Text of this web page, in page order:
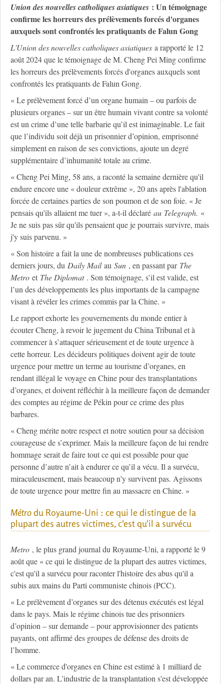
Union des nouvelles catholiques asiatiques : Un témoignage
confirme les horreurs des prélèvements forcés d'organes
auxquels sont confrontés les pratiquants de Falun Gong
L'Union des nouvelles catholiques asiatiques a rapporté le 12
août 2024 que le témoignage de M. Cheng Pei Ming confirme
les horreurs des prélèvements forcés d'organes auxquels sont
confrontés les pratiquants de Falun Gong.
« Le prélèvement forcé d’un organe humain – ou parfois de
plusieurs organes – sur un être humain vivant contre sa volonté
est un crime d’une telle barbarie qu’il est inimaginable. Le fait
que l’individu soit déjà un prisonnier d’opinion, emprisonné
simplement en raison de ses convictions, ajoute un degré
supplémentaire d’inhumanité totale au crime.
« Cheng Pei Ming, 58 ans, a raconté la semaine dernière qu'il
endure encore une « douleur extrême », 20 ans après l'ablation
forcée de certaines parties de son poumon et de son foie. « Je
pensais qu'ils allaient me tuer », a-t-il déclaré au Telegraph. «
Je ne suis pas sûr qu'ils pensaient que je pourrais survivre, mais
j'y suis parvenu. »
« Son histoire a fait la une de nombreuses publications ces
derniers jours, du Daily Mailau Sun , en passant par The
Metro et The Diplomat. Son témoignage, s’il est valide, est
l’un des développements les plus importants de la campagne
visant à révéler les crimes commis par la Chine. »
Le rapport exhorte les gouvernements du monde entier à
écouter Cheng, à revoir le jugement du China Tribunal et à
commencer à s’attaquer sérieusement et de toute urgence à
cette horreur. Les décideurs politiques doivent agir de toute
urgence pour mettre un terme au tourisme d’organes, en
rendant illégal le voyage en Chine pour des transplantations
d’organes, et doivent réfléchir à la meilleure façon de demander
des comptes au régime de Pékin pour ce crime des plus
barbares.
« Cheng mérite notre respect et notre soutien pour sa décision
courageuse de s’exprimer. Mais la meilleure façon de lui rendre
hommage serait de faire tout ce qui est possible pour que
personne d’autre n’ait à endurer ce qu’il a vécu. Il a survécu,
miraculeusement, mais beaucoup n’y survivent pas. Agissons
de toute urgence pour mettre fin au massacre en Chine. »
Métrodu Royaume-Uni : ce qui le distingue de la
plupart des autres victimes, c'est qu'il a survécu
Metro , le plus grand journal du Royaume-Uni, a rapporté le 9
août que « ce qui le distingue de la plupart des autres victimes,
c'est qu'il a survécu pour raconter l'histoire des abus qu'il a
subis aux mains du Parti communiste chinois (PCC).
« Le prélèvement d’organes sur des détenus exécutés est légal
dans le pays. Mais le régime chinois tue des prisonniers
d’opinion – sur demande – pour approvisionner des patients
payants, ont affirmé des groupes de défense des droits de
l’homme.
« Le commerce d'organes en Chine est estimé à 1 milliard de
dollars par an. L'industrie de la transplantation s'est développée